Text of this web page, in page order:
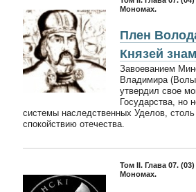
Мономах.
Плен
Князей
Завоеванием
Владимира
утвердил свое
Государства, но
системы наследственных Уделов, столь
спокойствию отечества.
Том II. Глава 07.
Мономах.